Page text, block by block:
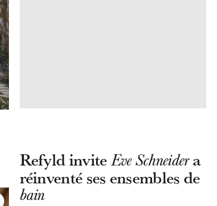
Refyld invite Eve Schneidera
réinventé ses ensembles de
bain